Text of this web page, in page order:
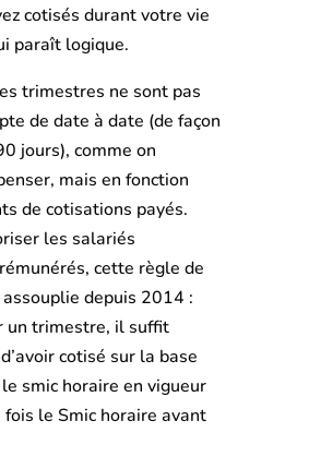
cotisés durant votre vie
paraît logique.
trimestres ne sont pas
de date à date (de façon
jours), comme on
mais en fonction
de cotisations payés.
les salariés
cette règle de
depuis 2014 :
un trimestre, il suffit
cotisé sur la base
smic horaire en vigueur
le Smic horaire avant